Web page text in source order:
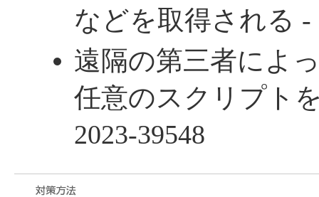
などを取得される -
遠隔の第三者によ
任意のスクリプト
2023-39548